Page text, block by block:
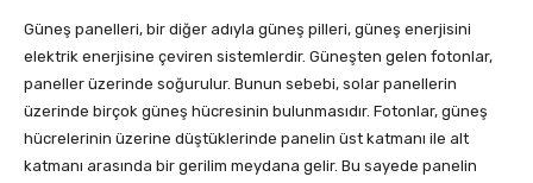
Güneş panelleri, bir diğer adıyla güneş pilleri, güneş enerjisini
elektrik enerjisine çeviren sistemlerdir. Güneşten gelen fotonlar,
paneller üzerinde soğurulur. Bunun sebebi, solar panellerin
üzerinde birçok güneş hücresinin bulunmasıdır. Fotonlar, güneş
hücrelerinin üzerine düştüklerinde panelin üst katmanı ile alt
katmanı arasında bir gerilim meydana gelir. Bu sayede panelin